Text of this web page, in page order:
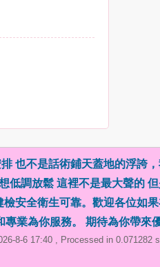
也不是話術鋪天蓋地的浮誇
低調放鬆 這裡不是最大聲的
安全衛生可靠。歡迎各位如
業為你服務。 期待為你帶來
8-6 17:40 , Processed in 0.071282